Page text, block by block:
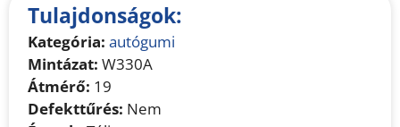
Tulajdonságok:
Kategória: autógumi
Mintázat: W330A
Átmérő: 19
Defekttűrés: Nem